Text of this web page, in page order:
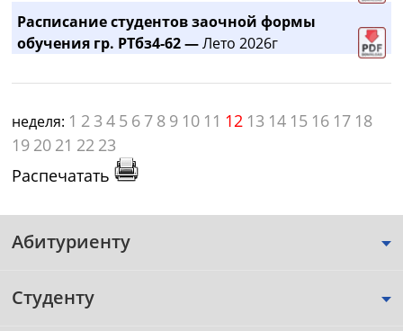
Расписание студентов заочной формы
обучения гр. РТбз4-62 —Лето 2026г
неделя: 1 2 3 4 5 6 7 8 9 10 11 12 13 14 15 16 17 18
19 20 21 22 23
Распечатать
Абитуриенту
Студенту